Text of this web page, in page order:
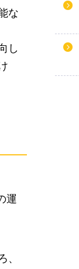
な
し
運
、